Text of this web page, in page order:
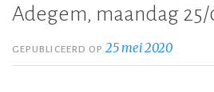
Adegem, maandag
GEPUBLICEERD OP25 mei 2020